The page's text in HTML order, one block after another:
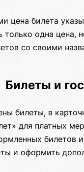
цена билета
одна цена,
со своими
Билеты и
билеты, в
для платных
билетов
и оформить